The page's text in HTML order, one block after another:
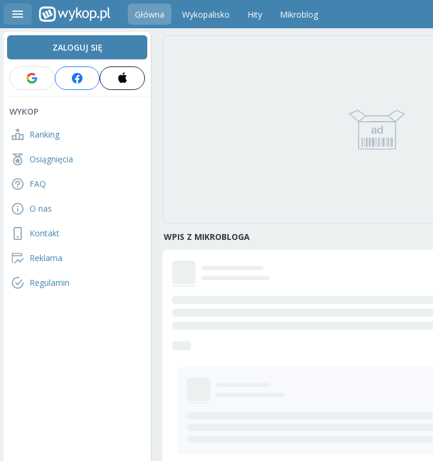
Główna Wykopalisko Hity Mikroblog
ZALOGUJ SIĘ
WYKOP
Ranking
Osiągnięcia
FAQ
O nas
Kontakt
Reklama
Regulamin
WPIS Z MIKROBLOGA